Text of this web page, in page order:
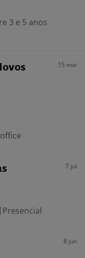
3 e 5 anos
15 mai
7 jul
Presencial
8 jun